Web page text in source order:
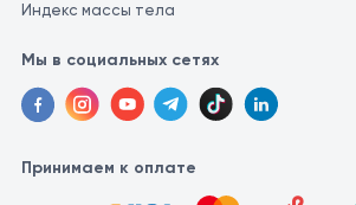
Индекс массы тела
Мы в социальных сетях
Принимаем к оплате